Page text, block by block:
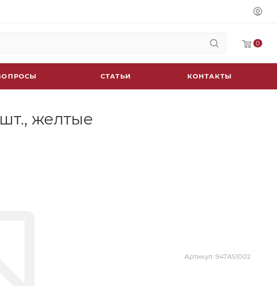
0
СТАТЬИ КОНТАКТЫ
желтые
Артикул: 947AS1002